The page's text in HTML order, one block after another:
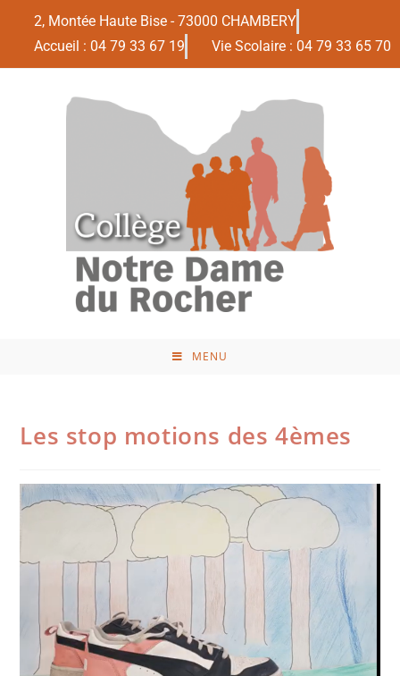
2, Montée Haute Bise - 73000 CHAMBERY
Accueil : 04 79 33 67 19
Vie Scolaire : 04 79 33 65 70
MENU
Les stop motions des 4èmes